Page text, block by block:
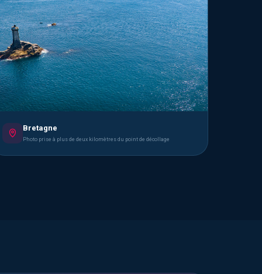
Bretagne
Photo prise à plus de deux kilomètres du point de décollage